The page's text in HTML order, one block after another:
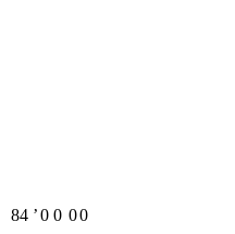
84 ʼ0 0 00